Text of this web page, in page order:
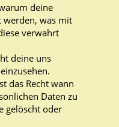
deine
werden, was mit
verwahrt
deine uns
das Recht wann
Daten zu
gelöscht oder